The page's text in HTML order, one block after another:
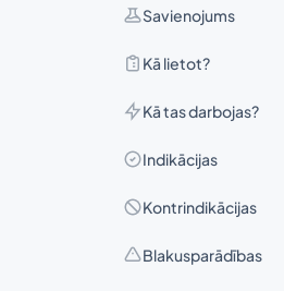
Savienojums
Kā lietot?
Kā tas darbojas?
Indikācijas
Kontrindikācijas
Blakusparādības